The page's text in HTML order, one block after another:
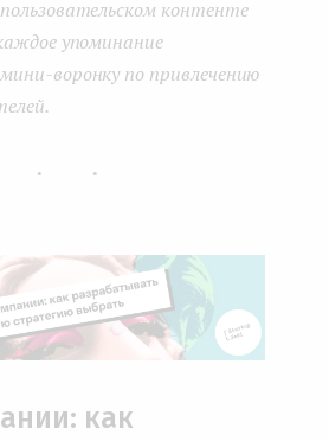
контенте
упоминание
воронку по привлечению
как